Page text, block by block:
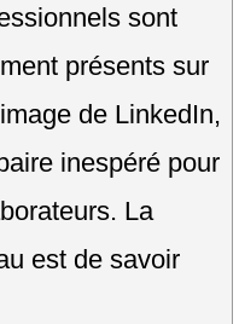
sont
présents sur
de LinkedIn,
inespéré pour
La
est de savoir